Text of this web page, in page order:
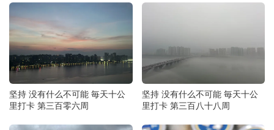
坚持 没有什么不可能 毎天十公
里打卡 第三百零六周
坚持 没有什么不可能 毎天十公
里打卡 第三百八十八周